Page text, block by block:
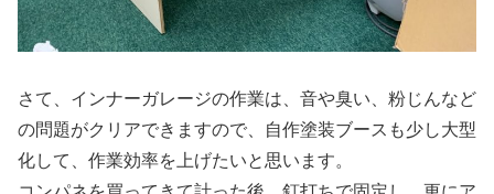
さて、インナーガレージの作業は、音や臭い、粉じんなど
の問題がクリアできますので、自作塗装ブースも少し大型
化して、作業効率を上げたいと思います。